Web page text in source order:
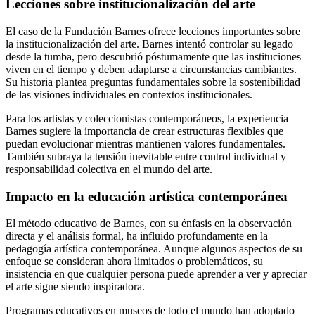
Lecciones sobre institucionalización del arte
El caso de la Fundación Barnes ofrece lecciones importantes sobre
la institucionalización del arte. Barnes intentó controlar su legado
desde la tumba, pero descubrió póstumamente que las instituciones
viven en el tiempo y deben adaptarse a circunstancias cambiantes.
Su historia plantea preguntas fundamentales sobre la sostenibilidad
de las visiones individuales en contextos institucionales.
Para los artistas y coleccionistas contemporáneos, la experiencia
Barnes sugiere la importancia de crear estructuras flexibles que
puedan evolucionar mientras mantienen valores fundamentales.
También subraya la tensión inevitable entre control individual y
responsabilidad colectiva en el mundo del arte.
Impacto en la educación artística contemporánea
El método educativo de Barnes, con su énfasis en la observación
directa y el análisis formal, ha influido profundamente en la
pedagogía artística contemporánea. Aunque algunos aspectos de su
enfoque se consideran ahora limitados o problemáticos, su
insistencia en que cualquier persona puede aprender a ver y apreciar
el arte sigue siendo inspiradora.
Programas educativos en museos de todo el mundo han adoptado